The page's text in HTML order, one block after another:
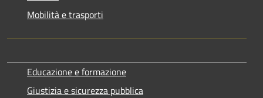
Mobilità e trasporti
Educazione e formazione
Giustizia e sicurezza pubblica